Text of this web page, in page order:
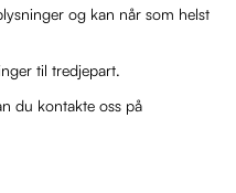
og kan når som helst
til tredjepart.
du kontakte oss på